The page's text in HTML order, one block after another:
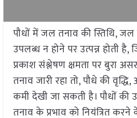
पौधों में जल तनाव की स्तिथि, जल
उपलब्ध न होने पर उत्पन्न होती
प्रकाश संश्लेषण क्षमता पर बुरा
तनाव जारी रहा तो, पौधे की
कमी देखी जा सकती है। पौधों की
तनाव के प्रभाव को नियंत्रित करने